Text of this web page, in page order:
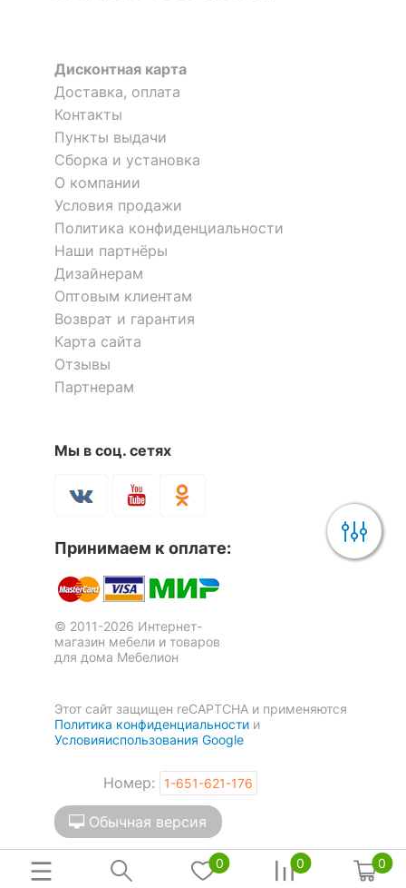
Дисконтная карта
Доставка, оплата
Контакты
Пункты выдачи
Сборка и установка
О компании
Условия продажи
Политика конфиденциальности
Наши партнёры
Дизайнерам
Оптовым клиентам
Возврат и гарантия
Карта сайта
Отзывы
Партнерам
Мы в соц. сетях
Принимаем к оплате:
© 2011-2026 Интернет-
магазин мебели и товаров
для дома Мебелион
Этот сайт защищен reCAPTCHA и применяются
Политика конфиденциальности и
Условияиспользования Google
Номер: 1-651-621-176
Обычная версия
0 0 0